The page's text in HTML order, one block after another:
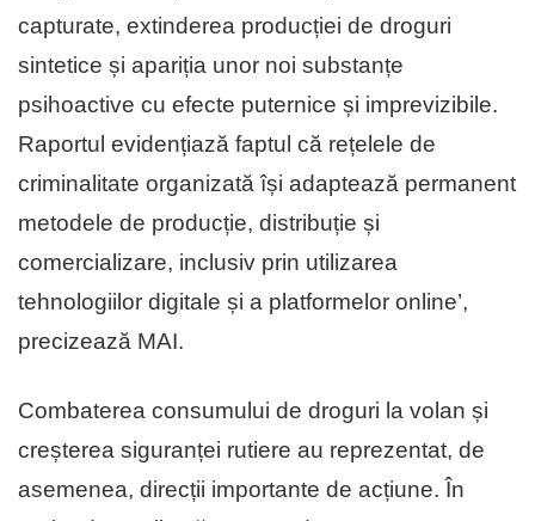
capturate, extinderea producției de droguri
sintetice și apariția unor noi substanțe
psihoactive cu efecte puternice și imprevizibile.
Raportul evidențiază faptul că rețelele de
criminalitate organizată își adaptează permanent
metodele de producție, distribuție și
comercializare, inclusiv prin utilizarea
tehnologiilor digitale și a platformelor online’,
precizează MAI.
Combaterea consumului de droguri la volan și
creșterea siguranței rutiere au reprezentat, de
asemenea, direcții importante de acțiune. În